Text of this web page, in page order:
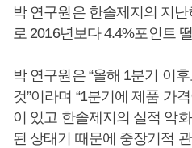
박 연구원은 한솔제지의 지
로 2016년보다 4.4%포인트
박 연구원은 “올해 1분기 이
것”이라며 “1분기에 제품 가
이 있고 한솔제지의 실적 악
된 상태기 때문에 중장기적